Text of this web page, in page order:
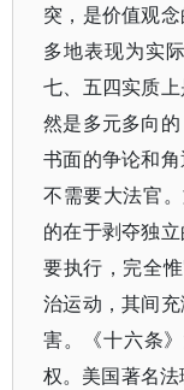
突，是价值观
多地表现为实
七、五四实质
然是多元多向
书面的争论和
不需要大法官
的在于剥夺独
要执行，完全
治运动，其间
害。《十六条
权。美国著名法